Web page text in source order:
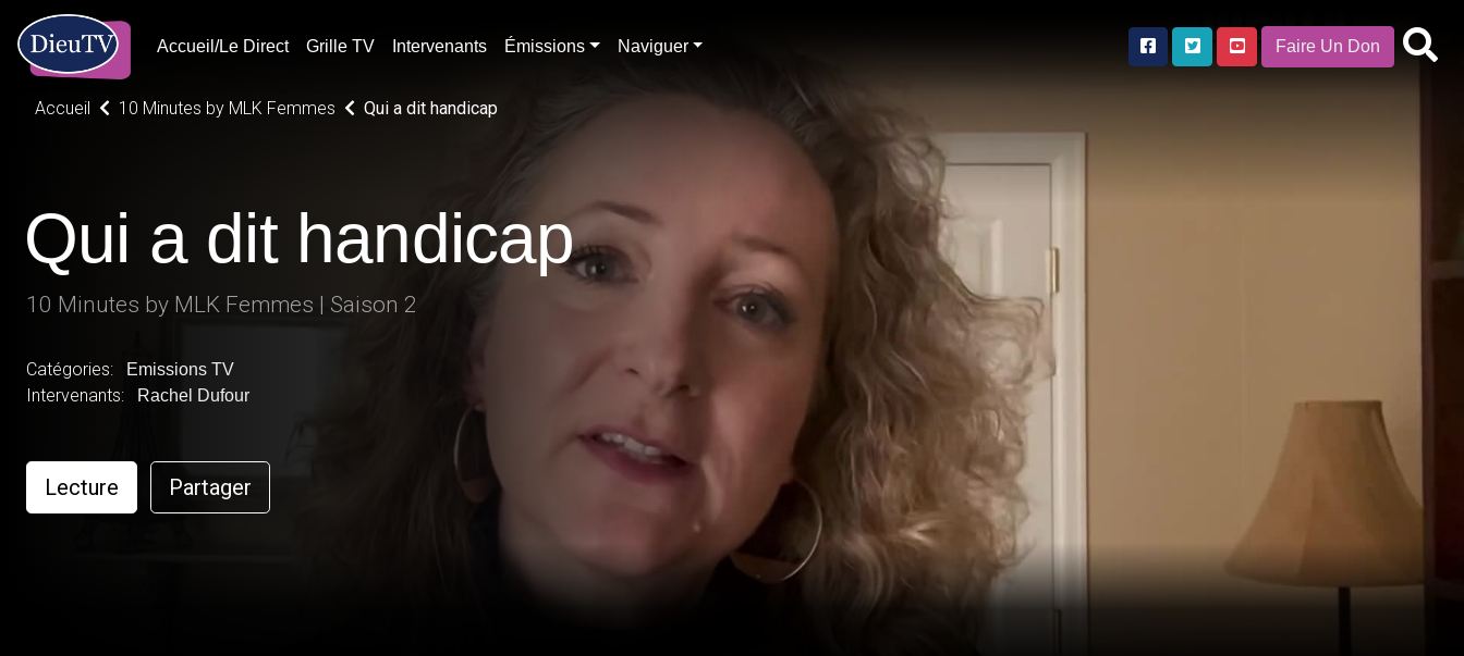
Accueil/Le Direct Grille TV Intervenants Émissions Naviguer Faire Un Don
Accueil 10 Minutes by MLK Femmes Qui a dit handicap
Qui a dit handicap
10 Minutes by MLK Femmes | Saison 2
Catégories: Emissions TV
Intervenants: Rachel Dufour
Lecture Partager